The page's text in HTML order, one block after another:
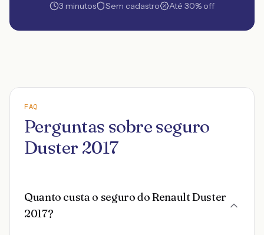
3 minutos Sem cadastro Até 30% off
FAQ
Perguntas sobre seguro
Duster 2017
Quanto custa o seguro do Renault Duster
2017?